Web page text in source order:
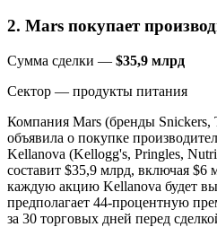
2. Mars покупает
Сумма сделки — $35,9 млрд
Сектор — продукты питания
Компания Mars (бренды Snickers,
объявила о покупке
Kellanova (Kellogg's, Pringles,
составит $35,9 млрд, включая $6
каждую акцию Kellanova будет
предполагает 44-процентную
за 30 торговых дней перед